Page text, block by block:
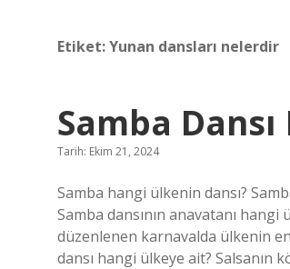
Etiket:Yunan dansları nelerdir
Samba
Tarih: Ekim 21, 2024
Samba hangi ülkenin dansı?
Samba dansının anavatanı hangi
düzenlenen karnavalda ülkenin
dansı hangi ülkeye ait? Salsanın